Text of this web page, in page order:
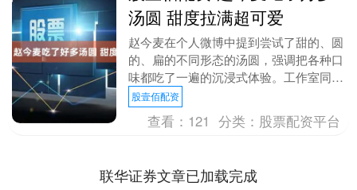
汤圆 甜度拉满超可爱
赵今麦在个人微博中提到尝试了甜的、圆
的、扁的不同形态的汤圆，强调把各种口
味都吃了一遍的沉浸式体验。工作室同步
发布自助式汤圆制作过程动态，呼应其参
与传统节日的趣味....
股壹佰配资
查看： 121 分类： 股票配资平台
联华证券文章已加载完成